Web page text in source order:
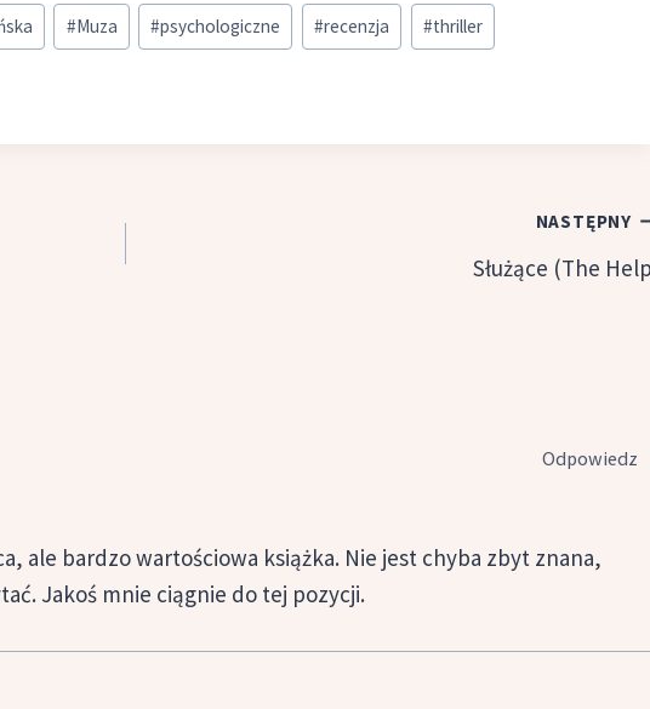
#Muza #psychologiczne #recenzja #thriller
NASTĘPNY
Służące (The
ale bardzo wartościowa książka. Nie jest chyba zbyt znana,
Jakoś mnie ciągnie do tej pozycji.
Odpowiedz